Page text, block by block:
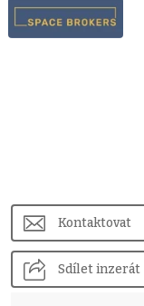
Kontaktovat
Sdílet inzerát